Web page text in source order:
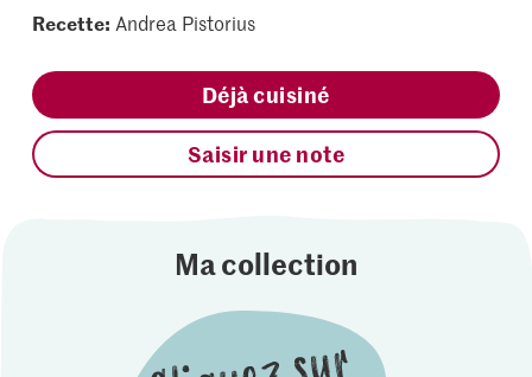
Recette: Andrea Pistorius
Déjà cuisiné
Saisir une note
Ma collection